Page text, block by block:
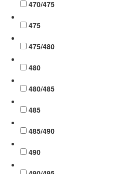
470/475
475
475/480
480
480/485
485
485/490
490